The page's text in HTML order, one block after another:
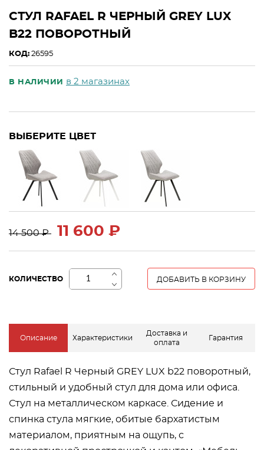
СТУЛ RAFAEL R ЧЕРНЫЙ GREY LUX
B22 ПОВОРОТНЫЙ
КОД: 26595
В НАЛИЧИИ в 2 магазинах
ВЫБЕРИТЕ ЦВЕТ
14 500 ₽ 11 600 ₽
КОЛИЧЕСТВО ДОБАВИТЬ В КОРЗИНУ
Описание Характеристики
Доставка и
оплата
Гарантия
Стул Rafael R Черный GREY LUX b22 поворотный,
стильный и удобный стул для дома или офиса.
Стул на металлическом каркасе. Сидение и
спинка стула мягкие, обитые бархатистым
материалом, приятным на ощупь, с